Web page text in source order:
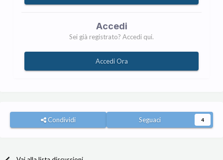
Accedi
Sei già registrato? Accedi qui.
Accedi Ora
Condividi Seguaci 4